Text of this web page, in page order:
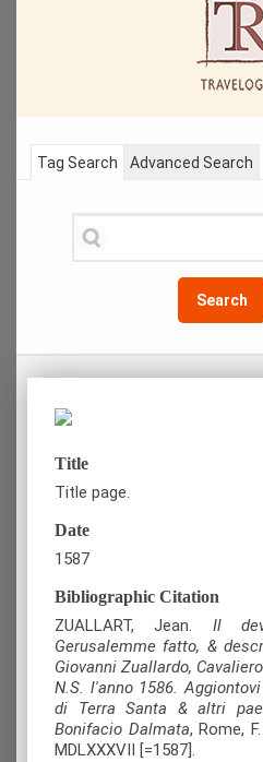
Tag Search
Search
Advanced Search
Title
Title page.
Date
1587
Bibliographic Citation
ZUALLART, Jean. Il
Gerusalemme fatto, &
Giovanni Zuallardo,
N.S. l'anno 1586.
di Terra Santa & altri
Bonifacio Dalmata, Rome,
MDLXXXVII [=1587].